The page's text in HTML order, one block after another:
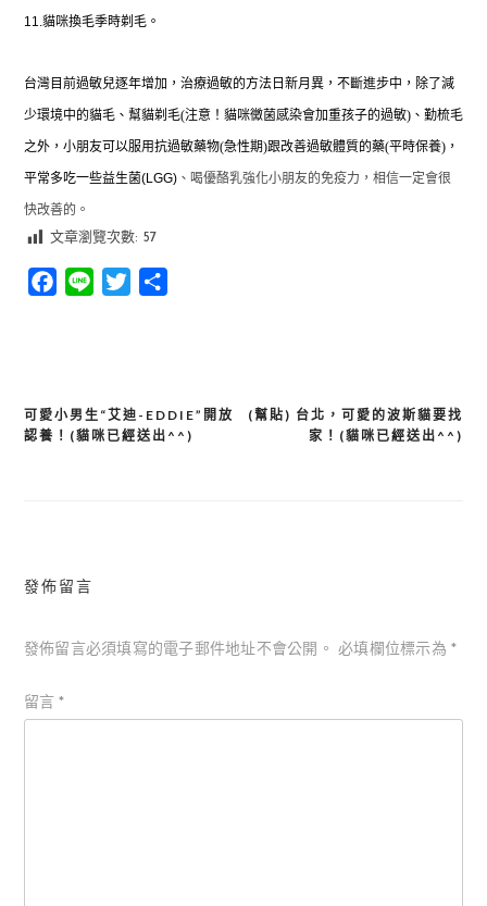
11.貓咪換毛季時剃毛。
台灣目前過敏兒逐年增加，治療過敏的方法日新月異，不斷進步中，除了減
少環境中的貓毛、幫貓剃毛(注意！貓咪黴菌感染會加重孩子的過敏)、勤梳毛
之外，小朋友可以服用抗過敏藥物(急性期)跟改善過敏體質的藥(平時保養)，
平常多吃一些益生菌(LGG)、喝優酪乳強化小朋友的免疫力，相信一定會很
快改善的。
文章瀏覽次數: 57
Facebook
Line Twitter
文
(幫貼) 台北，可愛的波斯貓要找
家！(貓咪已經送出^^)
可愛小男生“艾迪-EDDIE”開放
認養！(貓咪已經送出^^)
發佈留言
發佈留言必須填寫的電子郵件地址不會公開。 必填欄位標示為*
留言 *